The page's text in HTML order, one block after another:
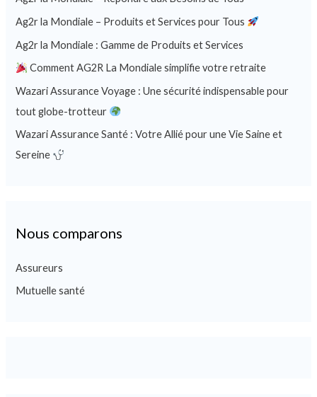
Ag2r la Mondiale – Produits et Services pour Tous
Ag2r la Mondiale : Gamme de Produits et Services
Comment AG2R La Mondiale simplifie votre retraite
Wazari Assurance Voyage : Une sécurité indispensable pour
tout globe-trotteur
Wazari Assurance Santé : Votre Allié pour une Vie Saine et
Sereine
Nous comparons
Assureurs
Mutuelle santé